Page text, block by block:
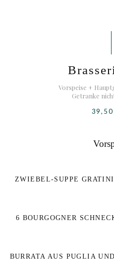
Vorspeise +
Getranke
39,50
ZWIEBEL-SUPPE
6 BOURGOGNER
BURRATA AUS PUGLIA